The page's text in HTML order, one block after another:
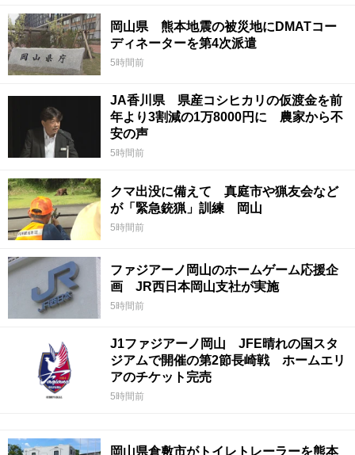
岡山県 熊本地震の被災地にDMATコー
ディネーターを第4次派遣
5時間前
JA香川県 県産コシヒカリの仮渡金を前
年より3割減の1万8000円に 農家から不
安の声
5時間前
クマ出没に備えて 真庭市や猟友会など
が「緊急銃猟」訓練 岡山
5時間前
ファジアーノ岡山のホームゲーム応援企
画 JR西日本岡山支社が実施
5時間前
J1ファジアーノ岡山 JFE晴れの国スタ
ジアムで開催の第2節長崎戦 ホームエリ
アのチケット完売
5時間前
岡山県倉敷市がトイレトレーラーを熊本